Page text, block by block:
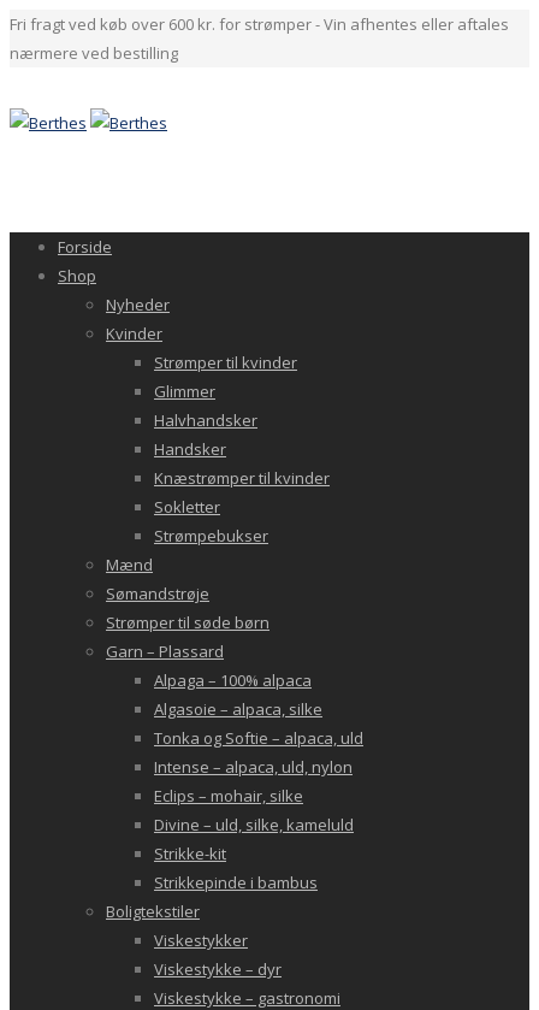
Fri fragt ved køb over 600 kr. for strømper - Vin afhentes eller aftales
nærmere ved bestilling
Forside
Shop
Nyheder
Kvinder
Strømper til kvinder
Glimmer
Halvhandsker
Handsker
Knæstrømper til kvinder
Sokletter
Strømpebukser
Mænd
Sømandstrøje
Strømper til søde børn
Garn – Plassard
Alpaga – 100% alpaca
Algasoie – alpaca, silke
Tonka og Softie – alpaca, uld
Intense – alpaca, uld, nylon
Eclips – mohair, silke
Divine – uld, silke, kameluld
Strikke-kit
Strikkepinde i bambus
Boligtekstiler
Viskestykker
Viskestykke – dyr
Viskestykke – gastronomi